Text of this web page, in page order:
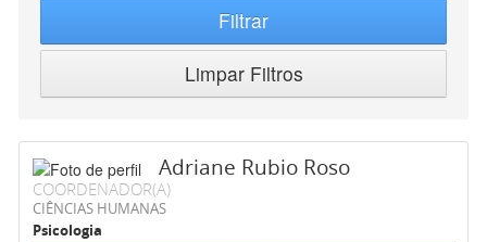
Filtrar
Limpar Filtros
Adriane Rubio Roso
COORDENADOR(A)
CIÊNCIAS HUMANAS
Psicologia